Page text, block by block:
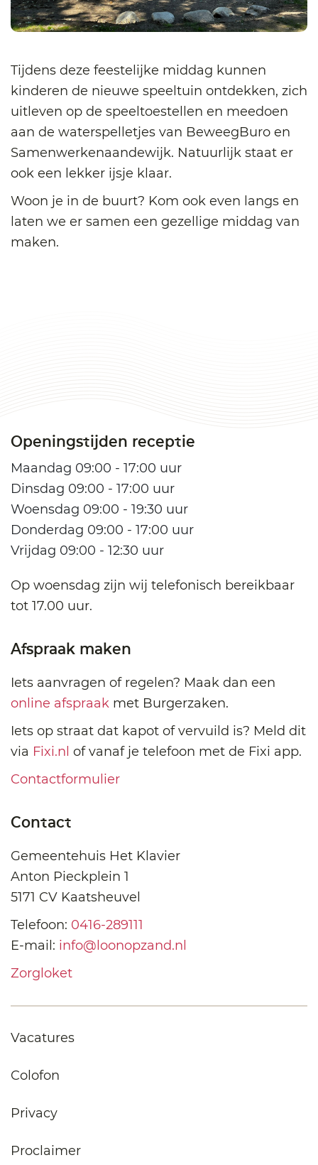
Tijdens deze feestelijke middag kunnen
kinderen de nieuwe speeltuin ontdekken, zich
uitleven op de speeltoestellen en meedoen
aan de waterspelletjes van BeweegBuro en
Samenwerkenaandewijk. Natuurlijk staat er
ook een lekker ijsje klaar.
Woon je in de buurt? Kom ook even langs en
laten we er samen een gezellige middag van
maken.
Openingstijden receptie
Maandag 09:00 - 17:00 uur
Dinsdag 09:00 - 17:00 uur
Woensdag 09:00 - 19:30 uur
Donderdag 09:00 - 17:00 uur
Vrijdag 09:00 - 12:30 uur
Op woensdag zijn wij telefonisch bereikbaar
tot 17.00 uur.
Afspraak maken
Iets aanvragen of regelen? Maak dan een
online afspraak met Burgerzaken.
Iets op straat dat kapot of vervuild is? Meld dit
via Fixi.nl of vanaf je telefoon met de Fixi app.
Contactformulier
Contact
Gemeentehuis Het Klavier
Anton Pieckplein 1
5171 CV Kaatsheuvel
Telefoon: 0416-289111
E-mail: info@loonopzand.nl
Zorgloket
Vacatures
Colofon
Privacy
Proclaimer